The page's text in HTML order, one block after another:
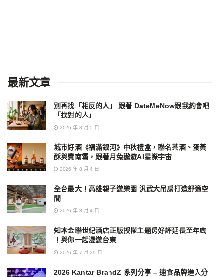
最新文章
別再找「相反的人」 跟著 DateMeNow跟我約會吧
「找對的人」
2026 年 8 月 5 日
城市好酒《福滿銀河》中秋禮盒，聯名茶酒、蛋黃
酥與費南雪，跟著月兔遨遊AI星際宇宙
2026 年 8 月 4 日
全台最大！高雄親子遊樂園 汎武大吊扇打造舒適空
間
2026 年 8 月 4 日
知本金聯世紀酒店正版授權主題房好評延長至年底
！與你一起漫遊台東
2026 年 7 月 29 日
2026 Kantar BrandZ 系列分享 – 速食品牌進入分